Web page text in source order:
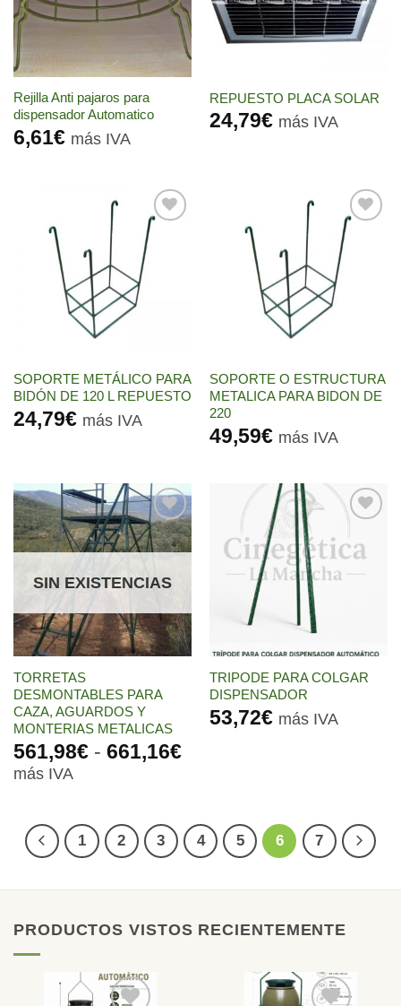
Rejilla Anti pajaros para
dispensador Automatico
6,61€ más IVA
REPUESTO PLACA SOLAR
24,79€ más IVA
Añadir
SOPORTE METÁLICO PARA
BIDÓN DE 120 L REPUESTO
24,79€ más IVA
Añadir
SOPORTE O ESTRUCTURA
METALICA PARA BIDON DE
220
49,59€ más IVA
Añadir
a la
deseos
SIN EXISTENCIAS
TORRETAS
DESMONTABLES PARA
CAZA, AGUARDOS Y
MONTERIAS METALICAS
561,98€ - 661,16€Rango
561,98€
hasta
más IVA
a la
lista de
deseos
TRIPODE PARA COLGAR
DISPENSADOR
53,72€ más IVA
1 2 3 4 5 6 7
PRODUCTOS VISTOS RECIENTEMENTE